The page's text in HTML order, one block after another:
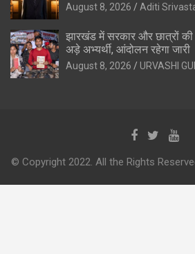
August 8, 2026 Aditi
झारखंड में सरकार और छात्रों की
अड़े अभ्यर्थी, आंदोलन रहेगा जारी
August 8, 2026 URVASHI
© Copyright 2022. All the Rights